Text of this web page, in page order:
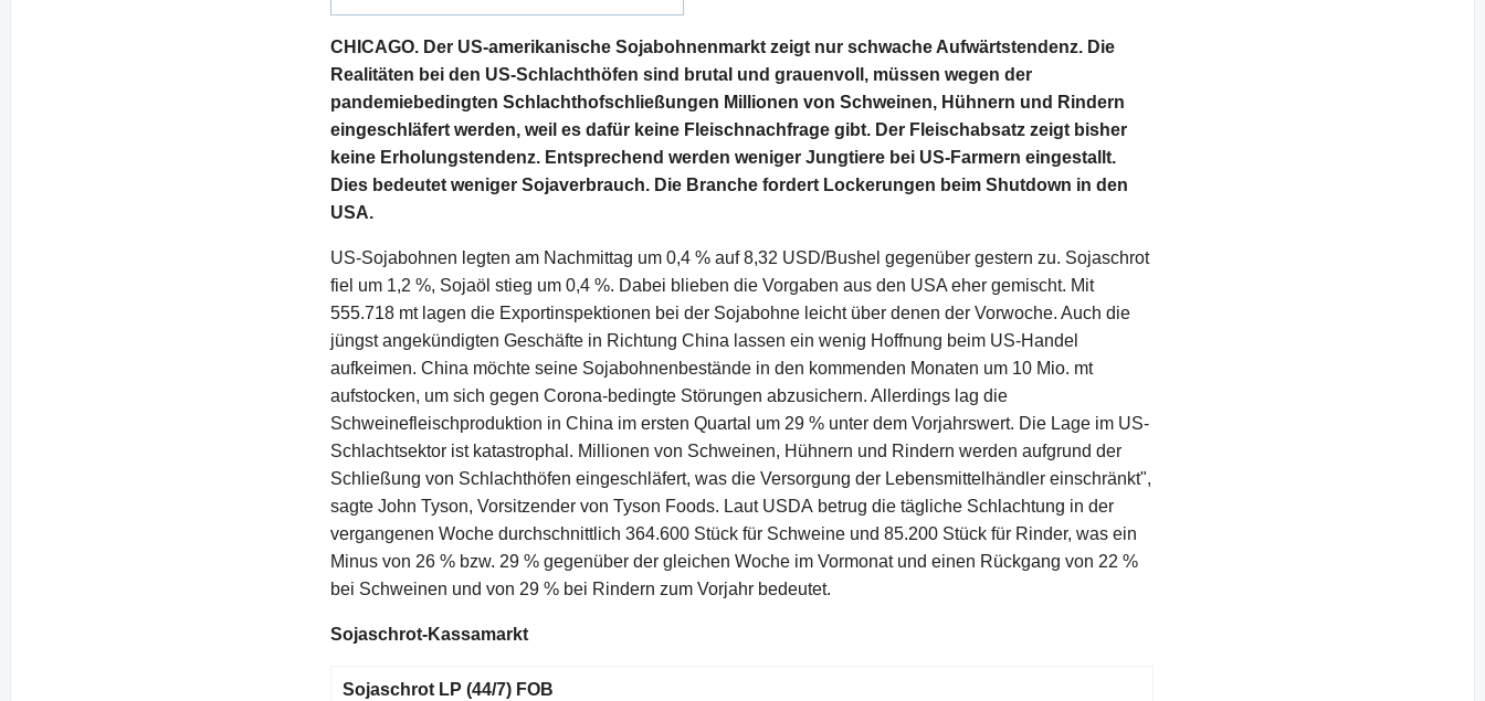
Play
CHICAGO. Der US-amerikanische Sojabohnenmarkt zeigt nur schwache Aufwärtstendenz. Die
Realitäten bei den US-Schlachthöfen sind brutal und grauenvoll, müssen wegen der
pandemiebedingten Schlachthofschließungen Millionen von Schweinen, Hühnern und Rindern
eingeschläfert werden, weil es dafür keine Fleischnachfrage gibt. Der Fleischabsatz zeigt bisher
keine Erholungstendenz. Entsprechend werden weniger Jungtiere bei US-Farmern eingestallt.
Dies bedeutet weniger Sojaverbrauch. Die Branche fordert Lockerungen beim Shutdown in den
USA.
US-Sojabohnen legten am Nachmittag um 0,4 % auf 8,32 USD/Bushel gegenüber gestern zu. Sojaschrot
fiel um 1,2 %, Sojaöl stieg um 0,4 %. Dabei blieben die Vorgaben aus den USA eher gemischt. Mit
555.718 mt lagen die Exportinspektionen bei der Sojabohne leicht über denen der Vorwoche. Auch die
jüngst angekündigten Geschäfte in Richtung China lassen ein wenig Hoffnung beim US-Handel
aufkeimen. China möchte seine Sojabohnenbestände in den kommenden Monaten um 10 Mio. mt
aufstocken, um sich gegen Corona-bedingte Störungen abzusichern. Allerdings lag die
Schweinefleischproduktion in China im ersten Quartal um 29 % unter dem Vorjahrswert. Die Lage im US-
Schlachtsektor ist katastrophal. Millionen von Schweinen, Hühnern und Rindern werden aufgrund der
Schließung von Schlachthöfen eingeschläfert, was die Versorgung der Lebensmittelhändler einschränkt",
sagte John Tyson, Vorsitzender von Tyson Foods. Laut USDA betrug die tägliche Schlachtung in der
vergangenen Woche durchschnittlich 364.600 Stück für Schweine und 85.200 Stück für Rinder, was ein
Minus von 26 % bzw. 29 % gegenüber der gleichen Woche im Vormonat und einen Rückgang von 22 %
bei Schweinen und von 29 % bei Rindern zum Vorjahr bedeutet.
Sojaschrot-Kassamarkt
Sojaschrot LP (44/7) FOB